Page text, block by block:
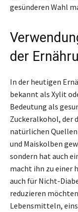
gesünderen Wahl
der
In der heutigen
bekannt als Xylit
Bedeutung als
Zuckeralkohol, der
natürlichen
und Maiskolben
sondern hat auch
macht ihn zu einer
auch für Nicht-
reduzieren
Lebensmitteln,